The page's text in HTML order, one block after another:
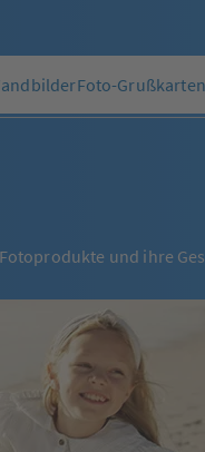
Foto-Grußkarten
und ihre